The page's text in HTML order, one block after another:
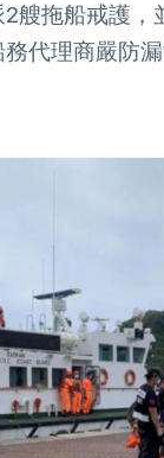
艘拖船戒護
代理商嚴防